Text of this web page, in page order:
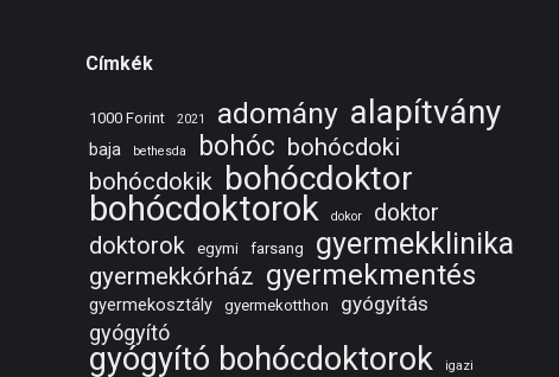
Címkék
1000 Forint 2021 adomány alapítvány
baja bethesda bohóc bohócdoki
bohócdokik bohócdoktor
bohócdoktorok dokor doktor
doktorok egymi farsang gyermekklinika
gyermekkórház gyermekmentés
gyermekosztály gyermekotthon gyógyítás
gyógyító
gyógyító bohócdoktorok igazi